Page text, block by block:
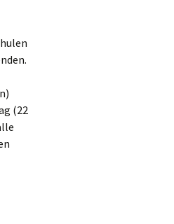
(22